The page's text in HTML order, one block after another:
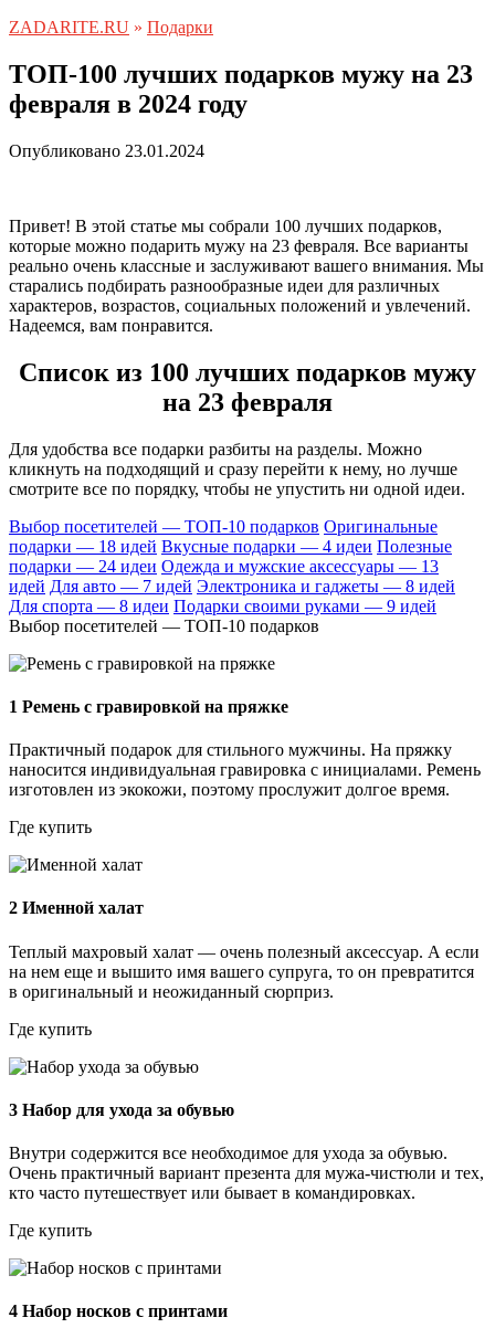
ZADARITE.RU » Подарки
ТОП-100 лучших подарков мужу на 23
февраля в 2024 году
Опубликовано 23.01.2024
Привет! В этой статье мы собрали 100 лучших подарков,
которые можно подарить мужу на 23 февраля. Все варианты
реально очень классные и заслуживают вашего внимания. Мы
старались подбирать разнообразные идеи для различных
характеров, возрастов, социальных положений и увлечений.
Надеемся, вам понравится.
Список из 100 лучших подарков мужу
на 23 февраля
Для удобства все подарки разбиты на разделы. Можно
кликнуть на подходящий и сразу перейти к нему, но лучше
смотрите все по порядку, чтобы не упустить ни одной идеи.
Выбор посетителей — ТОП-10 подарков Оригинальные
подарки — 18 идей Вкусные подарки — 4 идеи Полезные
подарки — 24 идеи Одежда и мужские аксессуары — 13
идей Для авто — 7 идей Электроника и гаджеты — 8 идей
Для спорта — 8 идеи Подарки своими руками — 9 идей
Выбор посетителей — ТОП-10 подарков
1 Ремень с гравировкой на пряжке
Практичный подарок для стильного мужчины. На пряжку
наносится индивидуальная гравировка с инициалами. Ремень
изготовлен из экокожи, поэтому прослужит долгое время.
Где купить
2 Именной халат
Теплый махровый халат — очень полезный аксессуар. А если
на нем еще и вышито имя вашего супруга, то он превратится
в оригинальный и неожиданный сюрприз.
Где купить
3 Набор для ухода за обувью
Внутри содержится все необходимое для ухода за обувью.
Очень практичный вариант презента для мужа-чистюли и тех,
кто часто путешествует или бывает в командировках.
Где купить
4 Набор носков с принтами